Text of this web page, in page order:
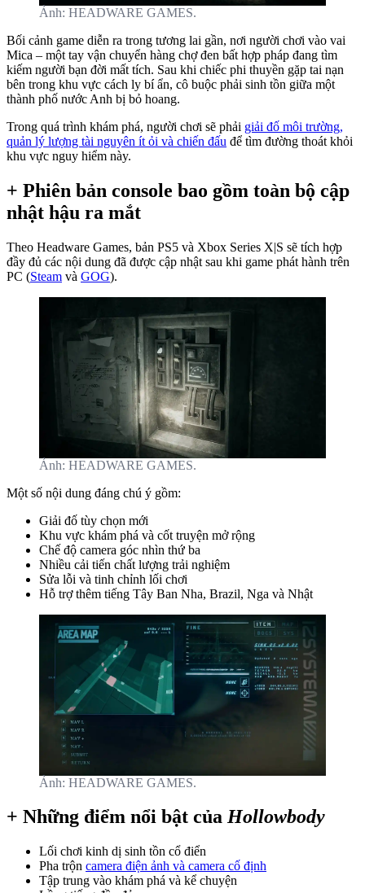
Ảnh: HEADWARE GAMES.
Bối cảnh game diễn ra trong tương lai gần, nơi người chơi vào vai
Mica – một tay vận chuyển hàng chợ đen bất hợp pháp đang tìm
kiếm người bạn đời mất tích. Sau khi chiếc phi thuyền gặp tai nạn
bên trong khu vực cách ly bí ẩn, cô buộc phải sinh tồn giữa một
thành phố nước Anh bị bỏ hoang.
Trong quá trình khám phá, người chơi sẽ phải giải đố môi trường,
quản lý lượng tài nguyên ít ỏi và chiến đấu để tìm đường thoát khỏi
khu vực nguy hiểm này.
+ Phiên bản console bao gồm toàn bộ cập
nhật hậu ra mắt
Theo Headware Games, bản PS5 và Xbox Series X|S sẽ tích hợp
đầy đủ các nội dung đã được cập nhật sau khi game phát hành trên
PC (Steam và GOG).
Ảnh: HEADWARE GAMES.
Một số nội dung đáng chú ý gồm:
Giải đố tùy chọn mới
Khu vực khám phá và cốt truyện mở rộng
Chế độ camera góc nhìn thứ ba
Nhiều cải tiến chất lượng trải nghiệm
Sửa lỗi và tinh chỉnh lối chơi
Hỗ trợ thêm tiếng Tây Ban Nha, Brazil, Nga và Nhật
Ảnh: HEADWARE GAMES.
+ Những điểm nổi bật của Hollowbody
Lối chơi kinh dị sinh tồn cổ điển
Pha trộn camera điện ảnh và camera cố định
Tập trung vào khám phá và kể chuyện